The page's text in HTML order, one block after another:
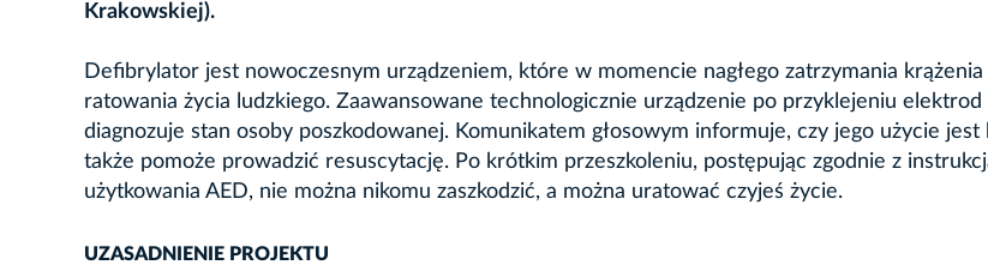
Krakowskiej).
Defibrylator jest nowoczesnym urządzeniem, które w momencie nagłego zatrzymania krążenia
ratowania życia ludzkiego. Zaawansowane technologicznie urządzenie po przyklejeniu elektrod
diagnozuje stan osoby poszkodowanej. Komunikatem głosowym informuje, czy jego użycie jest
także pomoże prowadzić resuscytację. Po krótkim przeszkoleniu, postępując zgodnie z
użytkowania AED, nie można nikomu zaszkodzić, a można uratować czyjeś życie.
UZASADNIENIE PROJEKTU